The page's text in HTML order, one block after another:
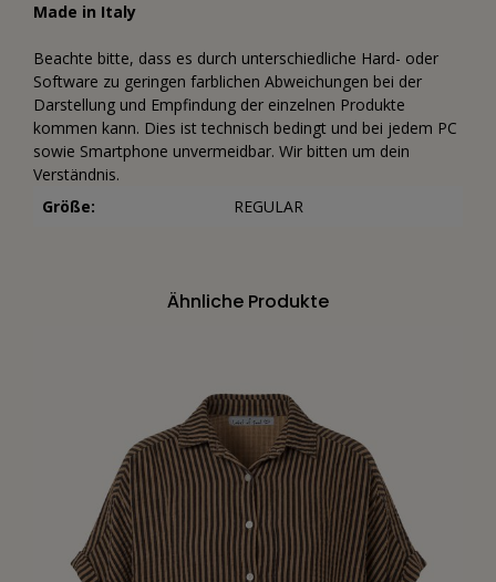
Made in Italy
Beachte bitte, dass es durch unterschiedliche Hard- oder
Software zu geringen farblichen Abweichungen bei der
Darstellung und Empfindung der einzelnen Produkte
kommen kann. Dies ist technisch bedingt und bei jedem PC
sowie Smartphone unvermeidbar. Wir bitten um dein
Verständnis.
Größe:
REGULAR
Ähnliche Produkte